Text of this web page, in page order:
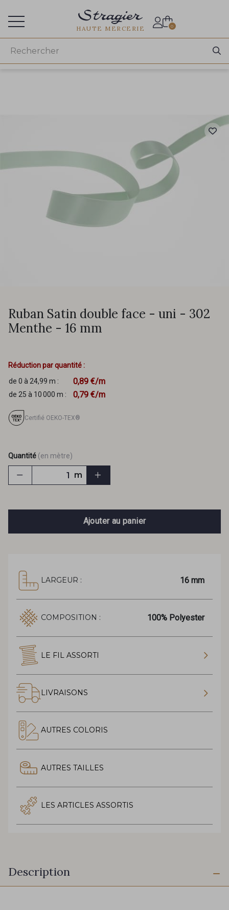
HAUTE MERCERIE 0
Ruban Satin double face - uni - 302
Menthe - 16 mm
Réduction par quantité :
de 0 à 24,99 m :
0,89 €/m
de 25 à 10 000 m : 0,79 €/m
Certifié OEKO-TEX®
Quantité (en mètre)
m
Ajouter au panier
LARGEUR : 16 mm
COMPOSITION : 100% Polyester
LE FIL ASSORTI
LIVRAISONS
AUTRES COLORIS
AUTRES TAILLES
LES ARTICLES ASSORTIS
Description